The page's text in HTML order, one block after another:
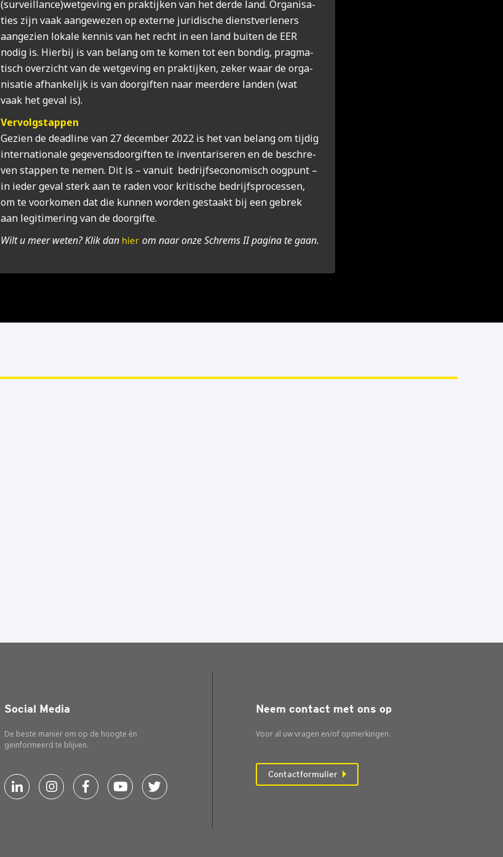
(surveillance)wetgeving en prak­tij­ken van het der­de land. Orga­ni­sa­
ties zijn vaak aan­ge­we­zen op exter­ne juri­di­sche dienst­ver­le­ners
aan­ge­zien loka­le kennis van het recht in een land bui­ten de EER
nodig is. Hier­bij is van belang om te komen tot een bon­dig, prag­ma­
tisch over­zicht van de wet­ge­ving en prak­tij­ken, zeker waar de orga­
ni­sa­tie afhan­ke­lijk is van door­gif­ten naar meer­de­re lan­den (wat
vaak het geval is).
Ver­volgstap­pen
Gezien de dead­line van 27 decem­ber 2022 is het van belang om tij­dig
inter­na­ti­o­na­le gege­vens­door­gif­ten te inven­ta­ri­se­ren en de beschre­
ven stap­pen te nemen. Dit is – van­uit bedrijfs­eco­no­misch oog­punt –
in ieder geval sterk aan te raden voor kri­ti­sche bedrijfs­pro­ces­sen,
om te voor­ko­men dat die kun­nen wor­den gestaakt bij een gebrek
aan legi­ti­me­ring van de door­gif­te.
Wilt u meer weten? Klik dan hier om naar onze Schrems II pagi­na te gaan.
Social Media
De beste manier om op de hoogte én
geinformeerd te blijven.
Neem contact met ons op
Voor al uw vragen en/of opmerkingen.
Contactformulier